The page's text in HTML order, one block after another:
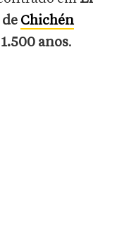
Chichén
1.500 anos.